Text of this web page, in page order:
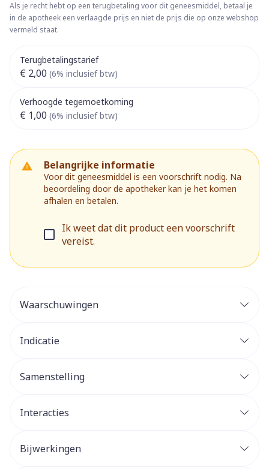
Als je recht hebt op een terugbetaling voor dit geneesmiddel, betaal je
in de apotheek een verlaagde prijs en niet de prijs die op onze webshop
vermeld staat.
Terugbetalingstarief
€ 2,00 (6% inclusief btw)
Verhoogde tegemoetkoming
€ 1,00 (6% inclusief btw)
Belangrijke informatie
Voor dit geneesmiddel is een voorschrift nodig. Na
beoordeling door de apotheker kan je het komen
afhalen en betalen.
Ik weet dat dit product een voorschrift
vereist.
Waarschuwingen
Indicatie
Samenstelling
Interacties
Bijwerkingen